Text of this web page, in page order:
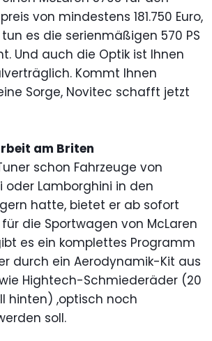
von mindestens 181.750 Euro,
es die serienmäßigen 570 PS
Und auch die Optik ist Ihnen
Kommt Ihnen
Sorge, Novitec schafft jetzt
am Briten
schon Fahrzeuge von
oder Lamborghini in den
hatte, bietet er ab sofort
die Sportwagen von McLaren
es ein komplettes Programm
durch ein Aerodynamik-Kit aus
Hightech-Schmiederäder (20
hinten) ,optisch noch
soll.